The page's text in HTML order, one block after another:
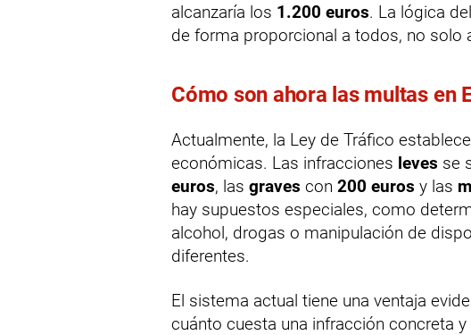
alcanzaría los 1.200 euros. La lógica
de forma proporcional a todos, no solo
Cómo son ahora las multas en
Actualmente, la Ley de Tráfico
económicas. Las infracciones leves se
euros, las graves con 200 euros y las
hay supuestos especiales, como
alcohol, drogas o manipulación de
diferentes.
El sistema actual tiene una ventaja
cuánto cuesta una infracción concreta